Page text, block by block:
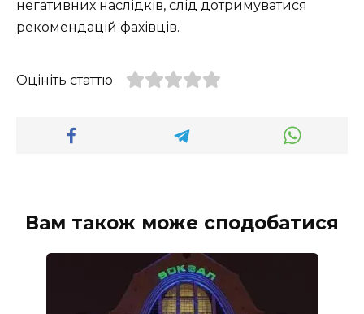
негативних наслідків, слід дотримуватися
рекомендацій фахівців.
Оцініть статтю
Вам також може сподобатися